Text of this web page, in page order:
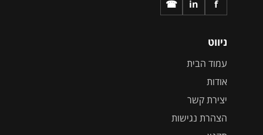
f
in
☎
ניווט
עמוד הבית
אודות
יצירת קשר
הצהרת נגישות